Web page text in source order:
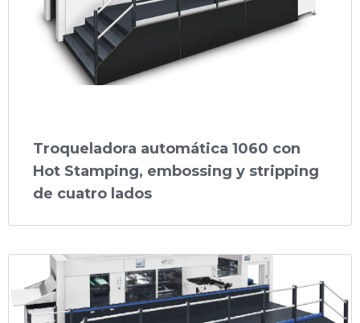
Troqueladora automática 1060 con
Hot Stamping, embossing y stripping
de cuatro lados